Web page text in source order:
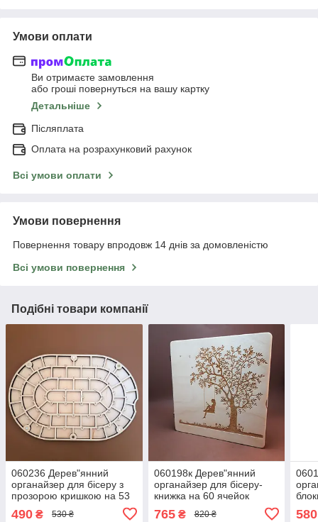
Умови оплати
Ви отримаєте замовлення
або гроші повернуться на вашу картку
Детальніше
Післяплата
Оплата на розрахунковий рахунок
Всі умови оплати
Умови повернення
Повернення товару впродовж 14 днів за домовленістю
Всі умови повернення
Подібні товари компанії
060236 Дерев"янний
органайзер для бісеру з
прозорою кришкою на 53
пронумерованих ячейок
490 ₴ 530 ₴
060198к Дерев"янний
органайзер для бісеру-
книжка на 60 ячейок
765₴ 820 ₴ 580